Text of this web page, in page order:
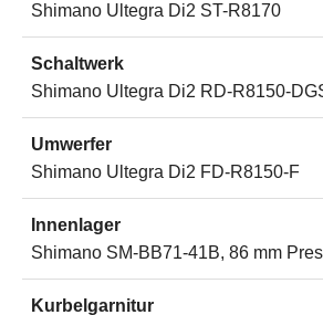
Shimano Ultegra Di2 ST-R8170
Schaltwerk
Shimano Ultegra Di2 RD-R8150-
Umwerfer
Shimano Ultegra Di2 FD-R8150-F
Innenlager
Shimano SM-BB71-41B, 86 mm
Kurbelgarnitur